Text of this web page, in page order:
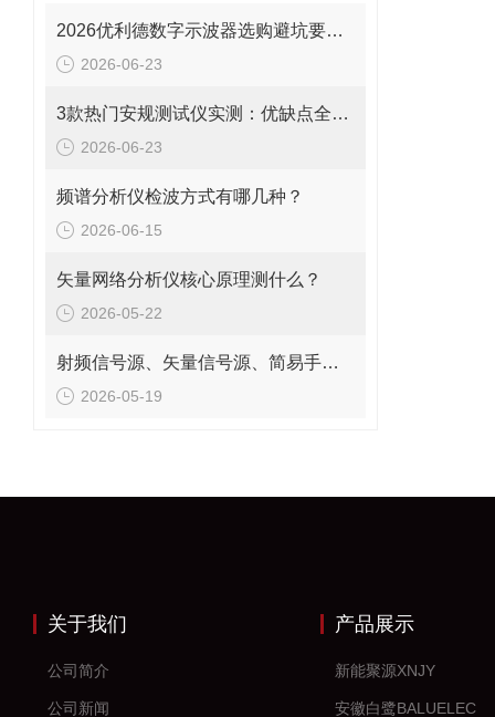
2026优利德数字示波器选购避坑要点：这些错误别再犯
2026-06-23
3款热门安规测试仪实测：优缺点全曝光，避坑必看
2026-06-23
频谱分析仪检波方式有哪几种？
2026-06-15
矢量网络分析仪核心原理测什么？
2026-05-22
射频信号源、矢量信号源、简易手持信号源用途解析
2026-05-19
关于我们
公司简介
公司新闻
产品展示
新能聚源XNJY
安徽白鹭BALUELEC